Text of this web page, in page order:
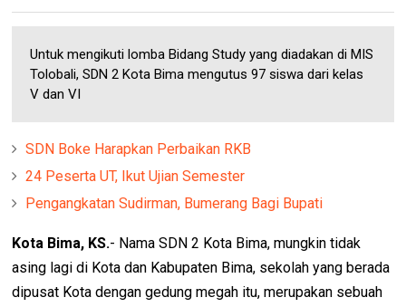
Untuk mengikuti lomba Bidang Study yang diadakan di MIS
Tolobali, SDN 2 Kota Bima mengutus 97 siswa dari kelas
V dan VI
SDN Boke Harapkan Perbaikan RKB
24 Peserta UT, Ikut Ujian Semester
Pengangkatan Sudirman, Bumerang Bagi Bupati
Kota Bima, KS.- Nama SDN 2 Kota Bima, mungkin tidak
asing lagi di Kota dan Kabupaten Bima, sekolah yang berada
dipusat Kota dengan gedung megah itu, merupakan sebuah